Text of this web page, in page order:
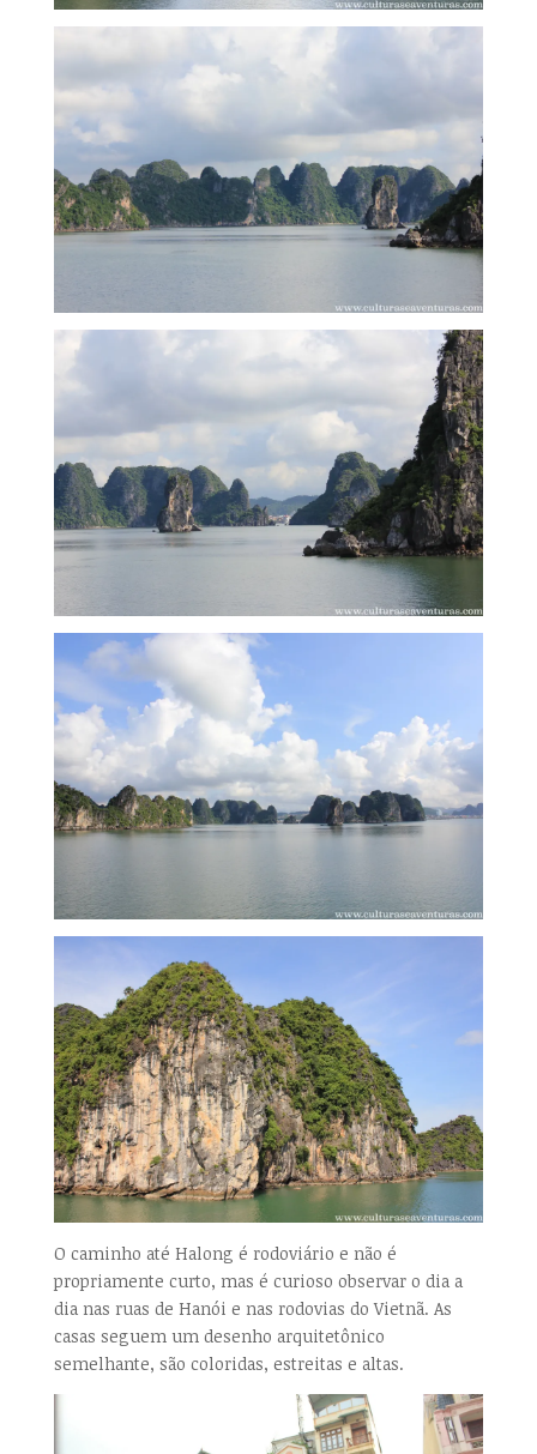
O caminho até Halong é rodoviário e não é
propriamente curto, mas é curioso observar o dia a
dia nas ruas de Hanói e nas rodovias do Vietnã. As
casas seguem um desenho arquitetônico
semelhante, são coloridas, estreitas e altas.